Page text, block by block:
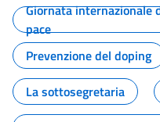
Giornata internazionale
pace
Prevenzione del doping
La sottosegretaria